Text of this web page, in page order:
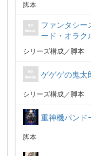
脚本
ファンタシ
ード・オラク
シリーズ構成
脚本
ゲゲゲの鬼太
シリーズ構成 脚本
重神機パンド
脚本